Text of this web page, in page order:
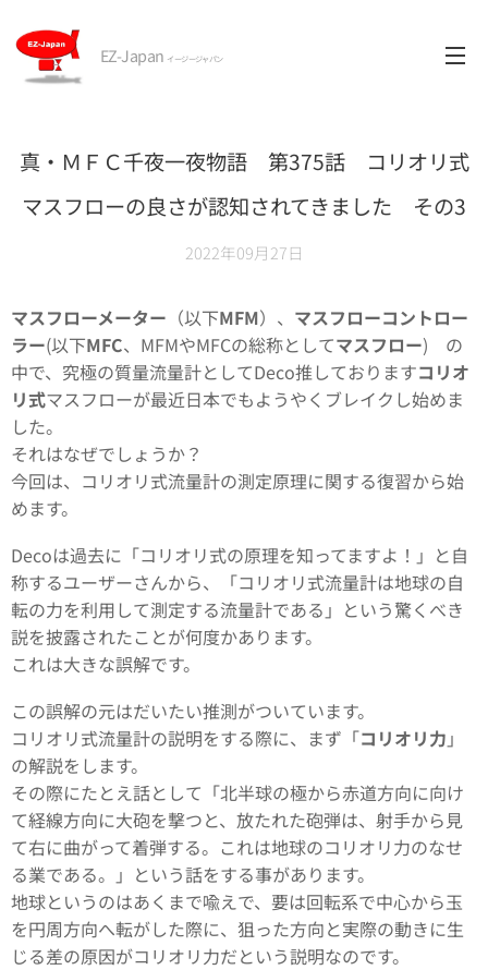
EZ-Japan イージージャパン
真・ＭＦＣ千夜一夜物語 第375話 コリオリ式
マスフローの良さが認知されてきました その3
2022年09月27日
マスフローメーター （以下MFM）、 マスフローコントロー
ラー(以下MFC、MFMやMFCの総称としてマスフロー) の
中で、究極の質量流量計としてDeco推しておりますコリオ
リ式マスフローが最近日本でもようやくブレイクし始めま
した。
それはなぜでしょうか？
今回は、コリオリ式流量計の測定原理に関する復習から始
めます。
Decoは過去に「コリオリ式の原理を知ってますよ！」と自
称するユーザーさんから、「コリオリ式流量計は地球の自
転の力を利用して測定する流量計である」という驚くべき
説を披露されたことが何度かあります。
これは大きな誤解です。
この誤解の元はだいたい推測がついています。
コリオリ式流量計の説明をする際に、まず「コリオリ力 」
の解説をします。
その際にたとえ話として「北半球の極から赤道方向に向け
て経線方向に大砲を撃つと、放たれた砲弾は、射手から見
て右に曲がって着弾する。これは地球のコリオリ力のなせ
る業である。」という話をする事があります。
地球というのはあくまで喩えで、要は回転系で中心から玉
を円周方向へ転がした際に、狙った方向と実際の動きに生
じる差の原因がコリオリ力だという説明なのです。